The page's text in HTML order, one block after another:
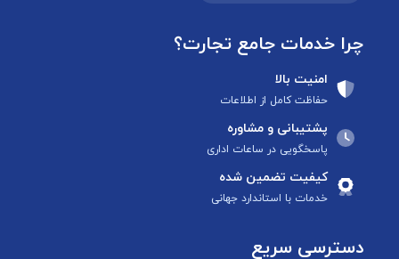
چرا خدمات جامع تجارت؟
امنیت بالا
حفاظت کامل از اطلاعات
پشتیبانی و مشاوره
پاسخگویی در ساعات اداری
کیفیت تضمین شده
خدمات با استاندارد جهانی
دسترسی سریع